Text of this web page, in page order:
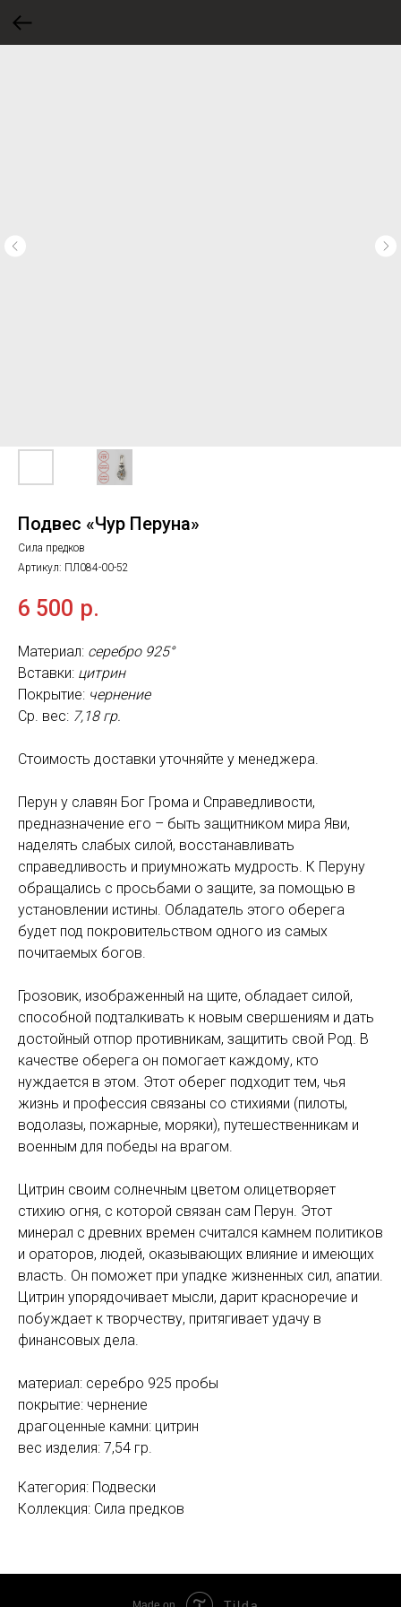
Подвес «Чур Перуна»
Сила предков
Артикул: ПЛ084-00-52
6 500 р.
Материал: серебро 925°
Вставки: цитрин
Покрытие: чернение
Ср. вес: 7,18 гр.
Стоимость доставки уточняйте у менеджера.
Перун у славян Бог Грома и Справедливости,
предназначение его – быть защитником мира Яви,
наделять слабых силой, восстанавливать
справедливость и приумножать мудрость. К Перуну
обращались с просьбами о защите, за помощью в
установлении истины. Обладатель этого оберега
будет под покровительством одного из самых
почитаемых богов.
Грозовик, изображенный на щите, обладает силой,
способной подталкивать к новым свершениям и дать
достойный отпор противникам, защитить свой Род. В
качестве оберега он помогает каждому, кто
нуждается в этом. Этот оберег подходит тем, чья
жизнь и профессия связаны со стихиями (пилоты,
водолазы, пожарные, моряки), путешественникам и
военным для победы на врагом.
Цитрин своим солнечным цветом олицетворяет
стихию огня, с которой связан сам Перун. Этот
минерал с древних времен считался камнем политиков
и ораторов, людей, оказывающих влияние и имеющих
власть. Он поможет при упадке жизненных сил, апатии.
Цитрин упорядочивает мысли, дарит красноречие и
побуждает к творчеству, притягивает удачу в
финансовых дела.
материал: серебро 925 пробы
покрытие: чернение
драгоценные камни: цитрин
вес изделия: 7,54 гр.
Категория: Подвески
Коллекция: Сила предков